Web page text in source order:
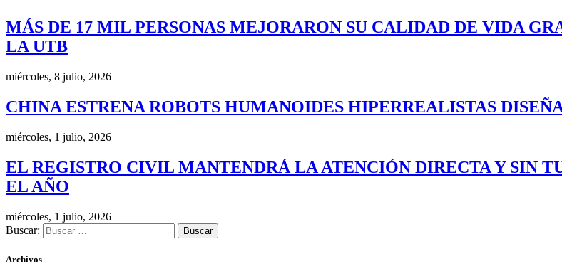
MÁS DE 17 MIL PERSONAS MEJORARON SU CALIDAD DE VIDA
LA UTB
miércoles, 8 julio, 2026
CHINA ESTRENA ROBOTS HUMANOIDES HIPERREALISTAS
miércoles, 1 julio, 2026
EL REGISTRO CIVIL MANTENDRÁ LA ATENCIÓN DIRECTA Y SIN
EL AÑO
miércoles, 1 julio, 2026
Buscar:
Archivos